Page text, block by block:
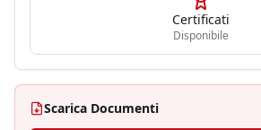
Certificati
Disponibile
Scarica Documenti